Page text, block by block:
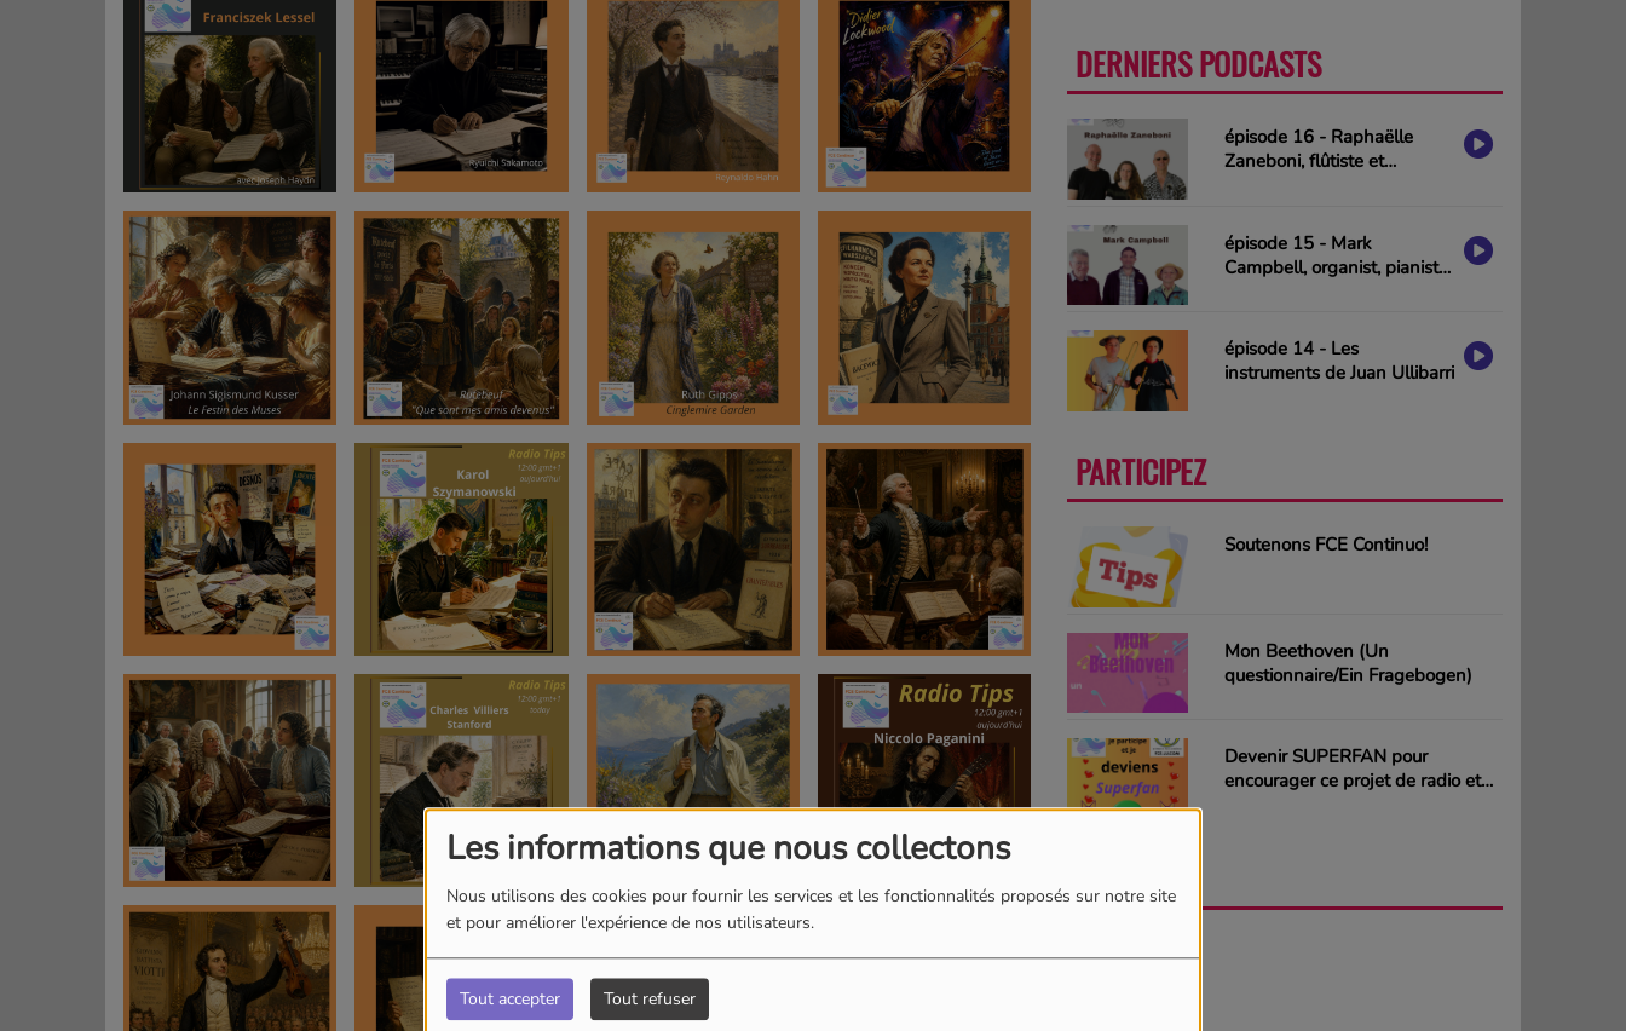
Les informations que nous collectons
Nous utilisons des cookies pour fournir les services et les fonctionnalités proposés sur notre site
et pour améliorer l'expérience de nos utilisateurs.
Tout accepter Tout refuser
DERNIERS PODCASTS
épisode 16 - Raphaëlle
Zaneboni, flûtiste et
épisode 15 - Mark
Campbell, organist, pianist
épisode 14 - Les
instruments de Juan Ullibarri
PARTICIPEZ
Soutenons FCE Continuo!
Mon Beethoven (Un
questionnaire/Ein Fragebogen)
Devenir SUPERFAN pour
encourager ce projet de radio et
AGENDA